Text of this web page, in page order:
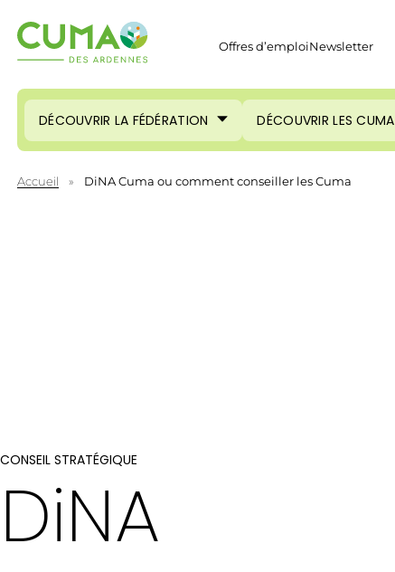
Offres d’emploiNewsletter
DÉCOUVRIR LA FÉDÉRATION DÉCOUVRIR LES CUMA
Accueil » DiNA Cuma ou comment conseiller les Cuma
CONSEIL STRATÉGIQUE
DiNA